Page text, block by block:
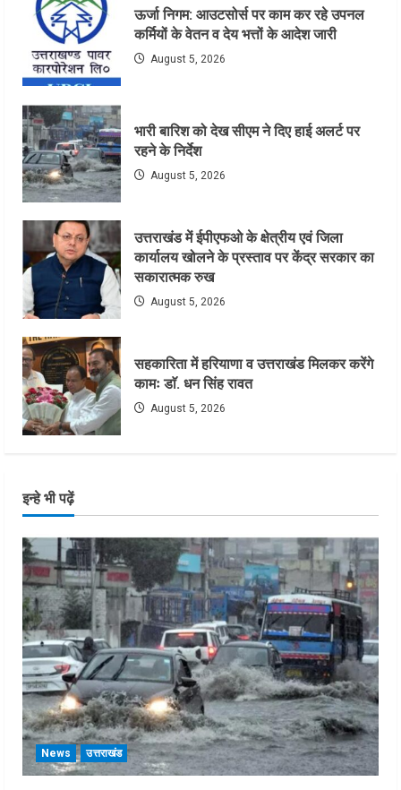
ऊर्जा निगम: आउटसोर्स पर काम कर रहे उपनल
कर्मियों के वेतन व देय भत्तों के आदेश जारी
August 5, 2026
भारी बारिश को देख सीएम ने दिए हाई अलर्ट पर
रहने के निर्देश
August 5, 2026
उत्तराखंड में ईपीएफओ के क्षेत्रीय एवं जिला
कार्यालय खोलने के प्रस्ताव पर केंद्र सरकार का
सकारात्मक रुख
August 5, 2026
सहकारिता में हरियाणा व उत्तराखंड मिलकर करेंगे
कामः डाॅ. धन सिंह रावत
August 5, 2026
इन्हे भी पढ़ें
News उत्तराखंड